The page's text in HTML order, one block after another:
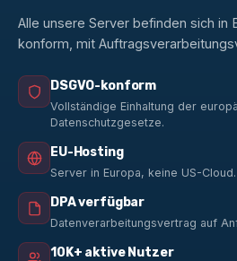
Alle unsere Server befinden sich in
konform, mit
DSGVO-konform
Vollständige Einhaltung der
Datenschutzgesetze.
EU-Hosting
Server in Europa, keine US-Cloud.
DPA verfügbar
Datenverarbeitungsvertrag auf
10K+ aktive Nutzer